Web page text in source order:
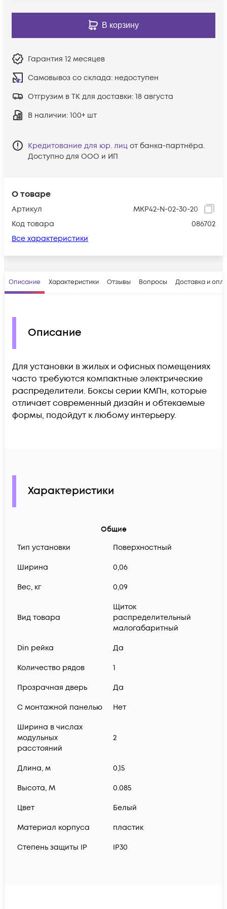
О товаре
Артикул
MKP42-N-02-30-20
Код товара
086702
Все характеристики
В корзину
Гарантия 12 месяцев
Самовывоз со склада: недоступен
Отгрузим в ТК для доставки: 18 августа
В наличии: 100+ шт
Кредитование для юр. лиц от банка-партнёра.
Доступно для ООО и ИП
Описание Характеристики Отзывы Вопросы Доставка и
Описание
Для установки в жилых и офисных помещениях
часто требуются компактные электрические
распределители. Боксы серии КМПн, которые
отличает современный дизайн и обтекаемые
формы, подойдут к любому интерьеру.
Характеристики
Общие
Тип установки
Поверхностный
Ширина 0,06
Вес, кг 0,09
Вид товара
Щиток
распределительный
малогабаритный
Din рейка Да
Количество рядов 1
Прозрачная дверь Да
С монтажной панелью Нет
Ширина в числах
модульных
расстояний
2
Длина, м 0,15
Высота, М 0.085
Цвет Белый
Материал корпуса пластик
Степень защиты IP IP30